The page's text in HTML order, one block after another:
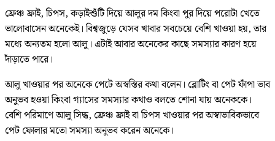
ফ্রেঞ্চ ফ্রাই, চিপস, কড়াইশুঁটি দিয়ে আলুর দম কিংবা পুর দিয়ে পরোটা খেতে
ভালোবাসেন অনেকেই। বিশ্বজুড়ে যেসব খাবার সবচেয়ে বেশি খাওয়া হয়, তার
মধ্যে অন্যতম হলো আলু। এটাই আবার অনেকের কাছে সমস্যার কারণ হয়ে
দাঁড়াতে পারে।
আলু খাওয়ার পর অনেকে পেটে অস্বস্তির কথা বলেন। ব্লোটিং বা পেট ফাঁপা ভাব
অনুভব হওয়া কিংবা গ্যাসের সমস্যার কথাও বলতে শোনা যায় অনেককে।
বেশি পরিমাণে আলু সিদ্ধ, ফ্রেঞ্চ ফ্রাই বা চিপস খাওয়ার পর অস্বাভাবিকভাবে
পেট ফোলার মতো সমস্যা অনুভব করেন অনেকে।